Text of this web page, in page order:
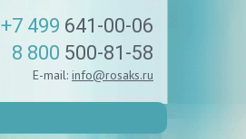
+7 499 641-00-06
8 800 500-81-58
E-mail: info@rosaks.ru